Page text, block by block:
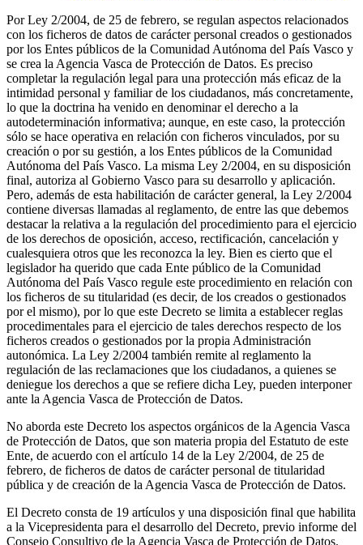
Por Ley 2/2004, de 25 de febrero, se regulan aspectos relacionados
con los ficheros de datos de carácter personal creados o gestionados
por los Entes públicos de la Comunidad Autónoma del País Vasco y
se crea la Agencia Vasca de Protección de Datos. Es preciso
completar la regulación legal para una protección más eficaz de la
intimidad personal y familiar de los ciudadanos, más concretamente,
lo que la doctrina ha venido en denominar el derecho a la
autodeterminación informativa; aunque, en este caso, la protección
sólo se hace operativa en relación con ficheros vinculados, por su
creación o por su gestión, a los Entes públicos de la Comunidad
Autónoma del País Vasco. La misma Ley 2/2004, en su disposición
final, autoriza al Gobierno Vasco para su desarrollo y aplicación.
Pero, además de esta habilitación de carácter general, la Ley 2/2004
contiene diversas llamadas al reglamento, de entre las que debemos
destacar la relativa a la regulación del procedimiento para el ejercicio
de los derechos de oposición, acceso, rectificación, cancelación y
cualesquiera otros que les reconozca la ley. Bien es cierto que el
legislador ha querido que cada Ente público de la Comunidad
Autónoma del País Vasco regule este procedimiento en relación con
los ficheros de su titularidad (es decir, de los creados o gestionados
por el mismo), por lo que este Decreto se limita a establecer reglas
procedimentales para el ejercicio de tales derechos respecto de los
ficheros creados o gestionados por la propia Administración
autonómica. La Ley 2/2004 también remite al reglamento la
regulación de las reclamaciones que los ciudadanos, a quienes se
deniegue los derechos a que se refiere dicha Ley, pueden interponer
ante la Agencia Vasca de Protección de Datos.
No aborda este Decreto los aspectos orgánicos de la Agencia Vasca
de Protección de Datos, que son materia propia del Estatuto de este
Ente, de acuerdo con el artículo 14 de la Ley 2/2004, de 25 de
febrero, de ficheros de datos de carácter personal de titularidad
pública y de creación de la Agencia Vasca de Protección de Datos.
El Decreto consta de 19 artículos y una disposición final que habilita
a la Vicepresidenta para el desarrollo del Decreto, previo informe del
Consejo Consultivo de la Agencia Vasca de Protección de Datos.